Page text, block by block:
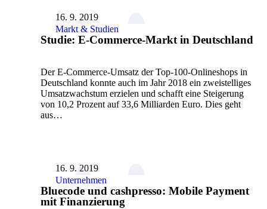
16. 9. 2019
Markt & Studien
Studie: E-Commerce-Markt in Deutschland
Der E-Commerce-Umsatz der Top-100-Onlineshops in
Deutschland konnte auch im Jahr 2018 ein zweistelliges
Umsatzwachstum erzielen und schafft eine Steigerung
von 10,2 Prozent auf 33,6 Milliarden Euro. Dies geht
aus…
16. 9. 2019
Unternehmen
Bluecode und cashpresso: Mobile Payment
mit Finanzierung